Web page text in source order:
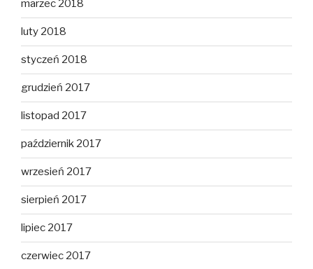
marzec 2018
luty 2018
styczeń 2018
grudzień 2017
listopad 2017
październik 2017
wrzesień 2017
sierpień 2017
lipiec 2017
czerwiec 2017